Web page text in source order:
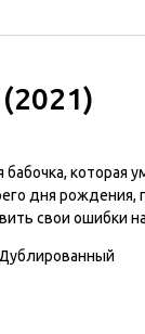
бабочка, которая
дня рождения,
свои ошибки
Дублированный